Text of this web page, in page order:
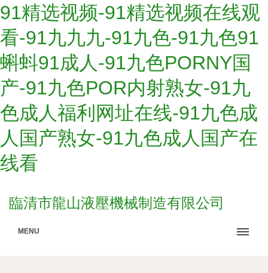
91精选视频-91精选视频在线观
看-91九九九-91九色-91九色91
蝌蚪91成人-91九色PORNY国
产-91九色POR内射熟女-91九
色成人福利网址在线-91九色成
人国产熟女-91九色成人国产在
线看
臨清市龍山液壓機械制造有限公司
MENU